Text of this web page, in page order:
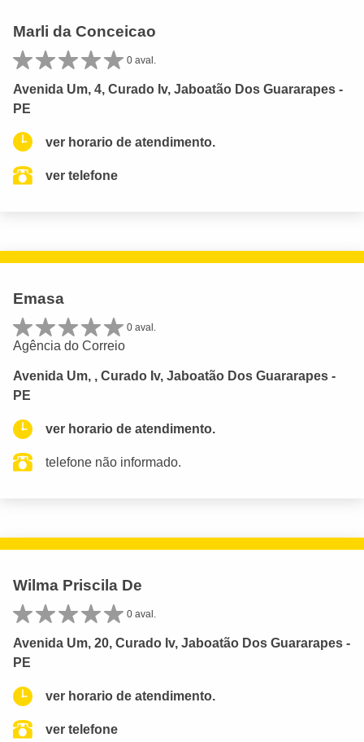
Marli da Conceicao
0 aval.
Avenida Um, 4, Curado Iv, Jaboatão Dos Guararapes -
PE
ver horario de atendimento.
ver telefone
Emasa
0 aval.
Agência do Correio
Avenida Um, , Curado Iv, Jaboatão Dos Guararapes -
PE
ver horario de atendimento.
telefone não informado.
Wilma Priscila De
0 aval.
Avenida Um, 20, Curado Iv, Jaboatão Dos Guararapes -
PE
ver horario de atendimento.
ver telefone